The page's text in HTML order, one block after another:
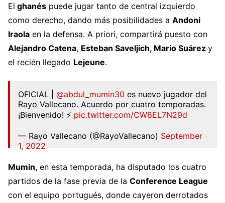
El ghanés puede jugar tanto de central izquierdo
como derecho, dando más posibilidades a Andoni
Iraola en la defensa. A priori, compartirá puesto con
Alejandro Catena, Esteban Saveljich, Mario Suárez y
el recién llegado Lejeune.
OFICIAL | @abdul_mumin30 es nuevo jugador del
Rayo Vallecano. Acuerdo por cuatro temporadas.
¡Bienvenido! ⚡️ pic.twitter.com/CW8EL7N29d
— Rayo Vallecano (@RayoVallecano) September
1, 2022
Mumin, en esta temporada, ha disputado los cuatro
partidos de la fase previa de la Conference League
con el equipo portugués, donde cayeron derrotados